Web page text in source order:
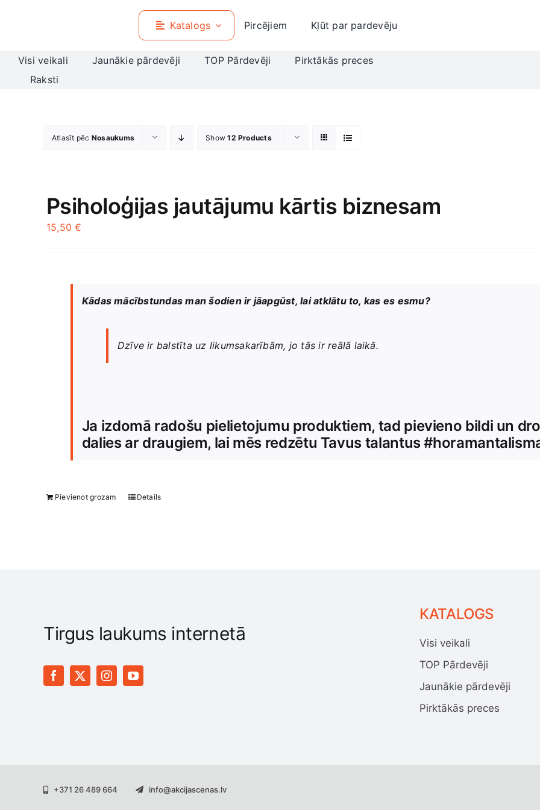
Katalogs Pircējiem Kļūt par pardevēju
Visi veikali Jaunākie pārdevēji TOP Pārdevēji
Pirktākās preces
Raksti
Atlasīt pēc Nosaukums Show12 Products
Psiholoģijas jautājumu kārtis biznesam
15,50€
Kādas mācībstundas man šodien ir jāapgūst, lai atklātu to, kas es esmu?
Dzīve ir balstīta uz likumsakarībām, jo tās ir reālā laikā.
Ja izdomā radošu pielietojumu produktiem, tad pievieno bildi un
dalies ar draugiem, lai mēs redzētu Tavus talantus
Pievienot grozam Details
Tirgus laukums internetā
KATALOGS
Visi veikali
TOP Pārdevēji
Jaunākie pārdevēji
Pirktākās preces
+371 26 489 664 info@akcijascenas.lv